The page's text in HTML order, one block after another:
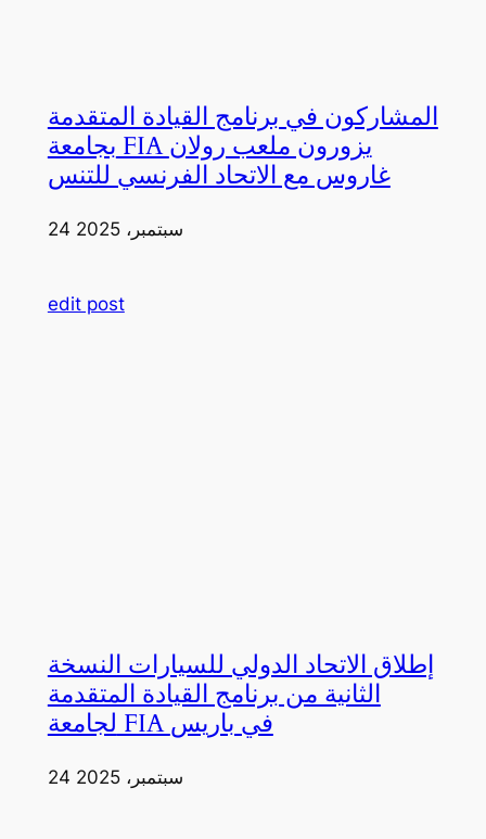
المشاركون في برنامج القيادة المتقدمة
بجامعة FIA يزورون ملعب رولان
غاروس مع الاتحاد الفرنسي للتنس
24 سبتمبر، 2025
edit post
إطلاق الاتحاد الدولي للسيارات النسخة
الثانية من برنامج القيادة المتقدمة
لجامعة FIA في باريس
24 سبتمبر، 2025